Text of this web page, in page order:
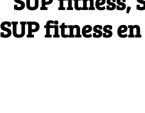
SUP fitness